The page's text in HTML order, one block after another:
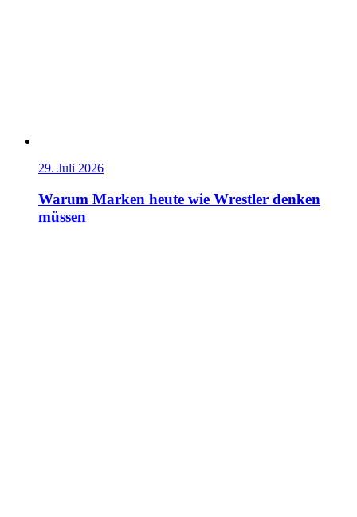
29. Juli 2026
Warum Marken heute wie Wrestler denken
müssen